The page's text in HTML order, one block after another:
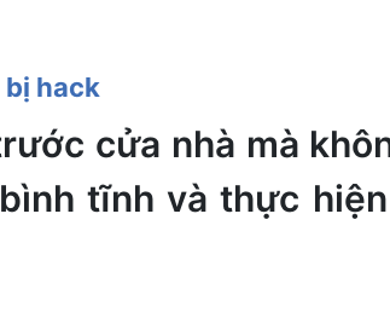
bị hack
cửa nhà mà
tĩnh và thực